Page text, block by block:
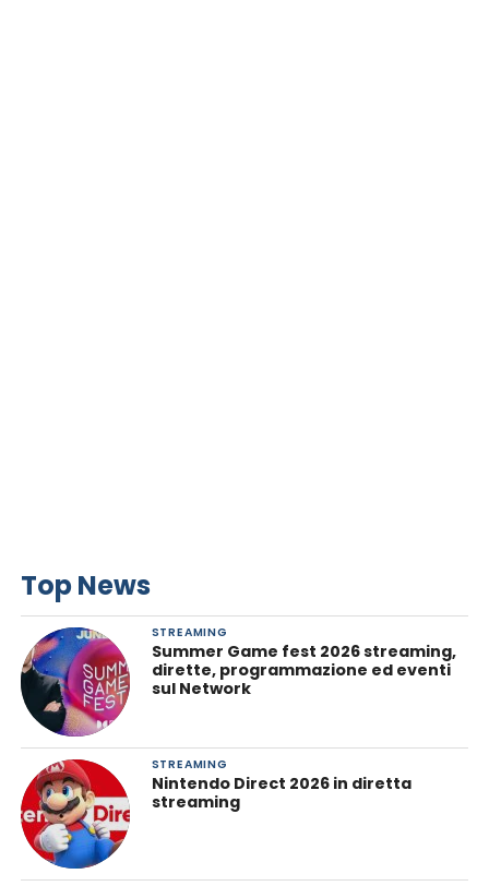
Top News
STREAMING
Summer Game fest 2026 streaming,
dirette, programmazione ed eventi
sul Network
STREAMING
Nintendo Direct 2026 in diretta
streaming